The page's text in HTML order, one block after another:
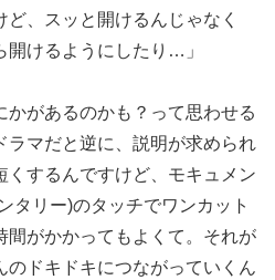
、スッと開けるんじゃなく
開けるようにしたり…」
があるのかも？って思わせる
ラマだと逆に、説明が求められ
くするんですけど、モキュメン
タリー)のタッチでワンカット
間がかかってもよくて。それが
のドキドキにつながっていくん